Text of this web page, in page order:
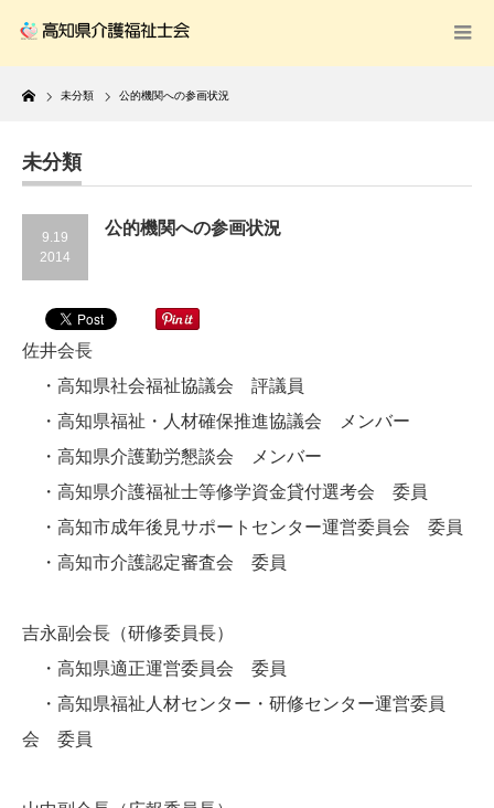
Home
未分類 公的機関への参画状況
未分類
9.19
2014
公的機関への参画状況
佐井会長
・高知県社会福祉協議会 評議員
・高知県福祉・人材確保推進協議会 メンバー
・高知県介護勤労懇談会 メンバー
・高知県介護福祉士等修学資金貸付選考会 委員
・高知市成年後見サポートセンター運営委員会 委員
・高知市介護認定審査会 委員
吉永副会長（研修委員長）
・高知県適正運営委員会 委員
・高知県福祉人材センター・研修センター運営委員
会 委員